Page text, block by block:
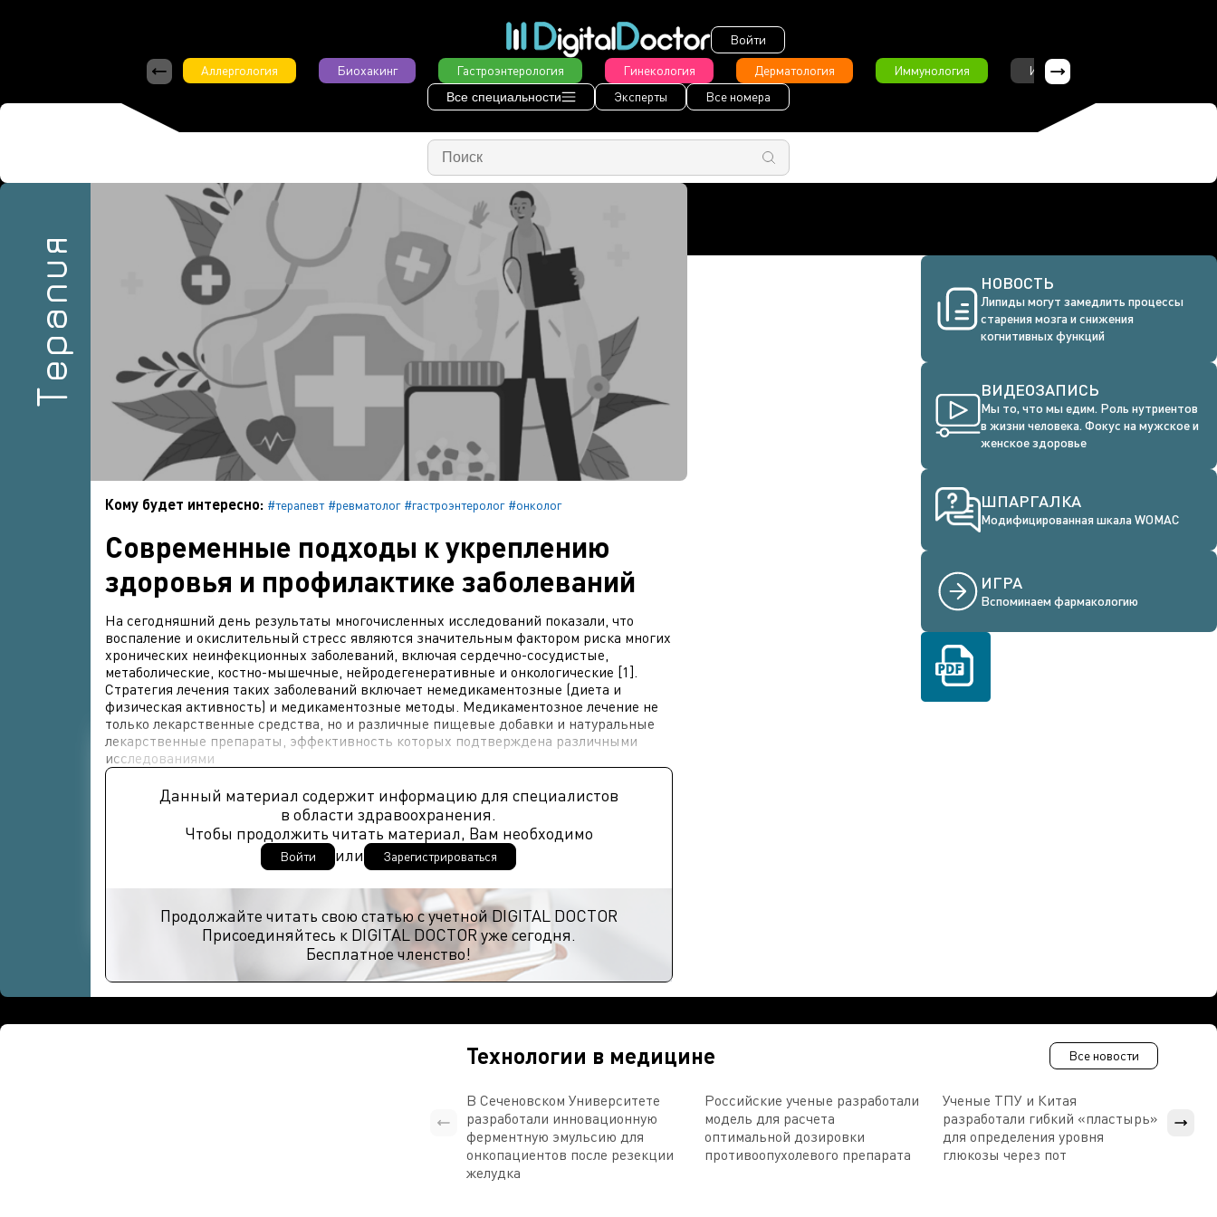
Войти
Аллергология
Биохакинг Гастроэнтерология Гинекология Дерматология Иммунология Интервью
Все специальности Эксперты Все номера
Терапия
6/2023
Кому будет интересно: #терапевт #ревматолог #гастроэнтеролог #онколог
Современные подходы к укреплению
здоровья и профилактике заболеваний
На сегодняшний день результаты многочисленных исследований показали, что
воспаление и окислительный стресс являются значительным фактором риска многих
хронических неинфекционных заболеваний, включая сердечно-сосудистые,
метаболические, костно-мышечные, нейродегенеративные и онкологические [1].
Стратегия лечения таких заболеваний включает немедикаментозные (диета и
физическая активность) и медикаментозные методы. Медикаментозное лечение не
только лекарственные средства, но и различные пищевые добавки и натуральные
лекарственные препараты, эффективность которых подтверждена различными
исследованиями
Данный материал содержит информацию для специалистов
в области здравоохранения.
Чтобы продолжить читать материал, Вам необходимо
Войти или Зарегистрироваться
Продолжайте читать свою статью с учетной DIGITAL DOCTOR
Присоединяйтесь к DIGITAL DOCTOR уже сегодня.
Бесплатное членство!
НОВОСТЬ
Липиды могут замедлить процессы
старения мозга и снижения
когнитивных функций
ВИДЕОЗАПИСЬ
Мы то, что мы едим. Роль нутриентов
в жизни человека. Фокус на мужское и
женское здоровье
ШПАРГАЛКА
Модифицированная шкала WOMAC
ИГРА
Вспоминаем фармакологию
Технологии в медицине Все новости
В Сеченовском Университете
разработали инновационную
ферментную эмульсию для
онкопациентов после резекции
желудка
Российские ученые разработали
модель для расчета
оптимальной дозировки
противоопухолевого препарата
Ученые ТПУ и Китая
разработали гибкий «пластырь»
для определения уровня
глюкозы через пот